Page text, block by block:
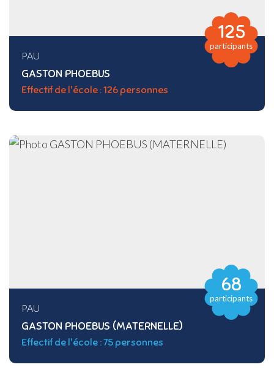
125
participants
PAU
GASTON PHOEBUS
Effectif de l'école : 126 personnes
68
participants
PAU
GASTON PHOEBUS (MATERNELLE)
Effectif de l'école : 75 personnes